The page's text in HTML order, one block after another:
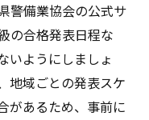
警備業協会の公式サ
の合格発表日程な
いようにしましょ
地域ごとの発表スケ
があるため、事前に